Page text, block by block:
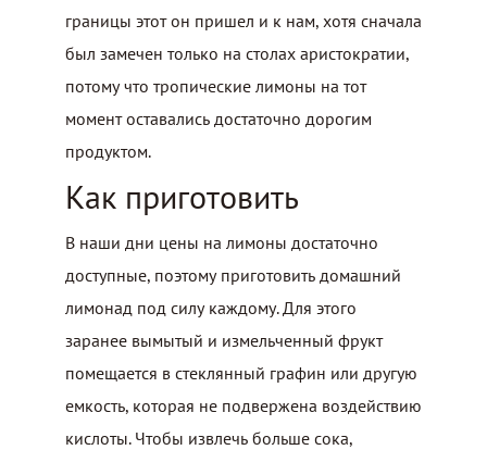
границы этот он пришел и к нам, хотя сначала
был замечен только на столах аристократии,
потому что тропические лимоны на тот
момент оставались достаточно дорогим
продуктом.
Как приготовить
В наши дни цены на лимоны достаточно
доступные, поэтому приготовить домашний
лимонад под силу каждому. Для этого
заранее вымытый и измельченный фрукт
помещается в стеклянный графин или другую
емкость, которая не подвержена воздействию
кислоты. Чтобы извлечь больше сока,